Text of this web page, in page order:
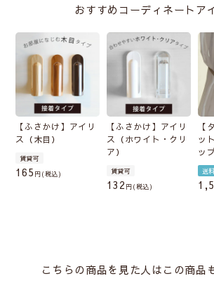
おすすめコーディネートア
【ふさかけ】アイリ
ス（木目）
賃貸可
165 税込
【ふさかけ】アイリ
ス（ホワイト・クリ
ア）
賃貸可
132 税込
【
ッ
ッ
送
こちらの商品を見た人はこの商品